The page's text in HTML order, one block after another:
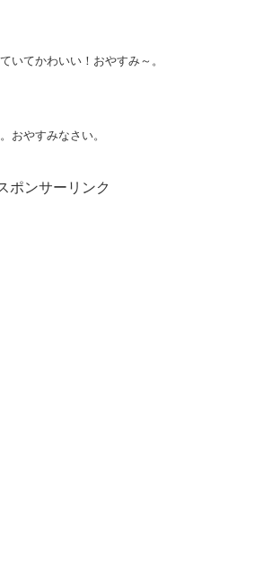
いてかわいい！おやすみ～。
おやすみなさい。
ポンサーリンク